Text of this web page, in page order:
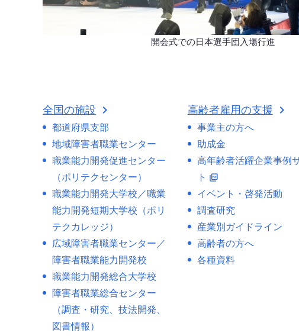
開会式での日本選手団入場行進
全国の施設
都道府県支部
地域障害者職業センター
職業能力開発促進センター
（ポリテクセンター）
職業能力開発大学校／職業
能力開発短期大学校（ポリ
テクカレッジ）
広域障害者職業センター／
障害者職業能力開発校
職業能力開発総合大学校
障害者職業総合センター
（調査・研究、技法開発、
図書情報）
高齢者雇用の支援
事業主の方へ
助成金
高年齢者活躍企業事例
ト picture_as_pdf
イベント・啓発活動
調査研究
産業別ガイドライン
高齢者の方へ
各種資料